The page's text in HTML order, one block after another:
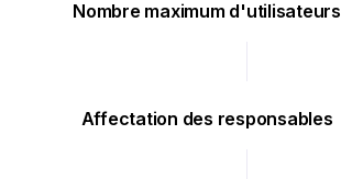
Nombre maximum d'utilisateurs
Affectation des responsables